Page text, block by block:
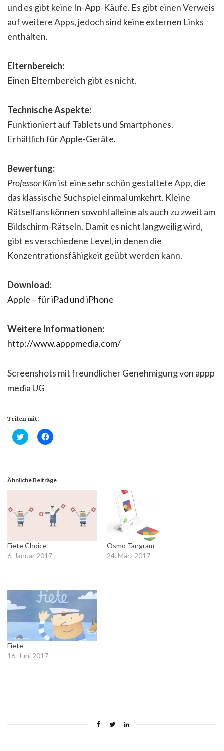
und es gibt keine In-App-Käufe. Es gibt einen Verweis
auf weitere Apps, jedoch sind keine externen Links
enthalten.
Elternbereich:
Einen Elternbereich gibt es nicht.
Technische Aspekte:
Funktioniert auf Tablets und Smartphones.
Erhältlich für Apple-Geräte.
Bewertung:
Professor Kimist eine sehr schön gestaltete App, die
das klassische Suchspiel einmal umkehrt. Kleine
Rätselfans können sowohl alleine als auch zu zweit am
Bildschirm-Rätseln. Damit es nicht langweilig wird,
gibt es verschiedene Level, in denen die
Konzentrationsfähigkeit geübt werden kann.
Download:
Apple – für iPad und iPhone
Weitere Informationen:
http://www.apppmedia.com/
Screenshots mit freundlicher Genehmigung von appp
media UG
Teilen mit:
Klick,
um
teilen
in
Klick,
um
teilen
in
Ähnliche Beiträge
Fiete Choice
6. Januar 2017
Osmo Tangram
24. März 2017
Fiete
16. Juni 2017